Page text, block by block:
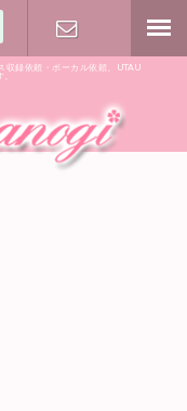
収録依頼・ボーカル依頼、UTAU
気軽に♪